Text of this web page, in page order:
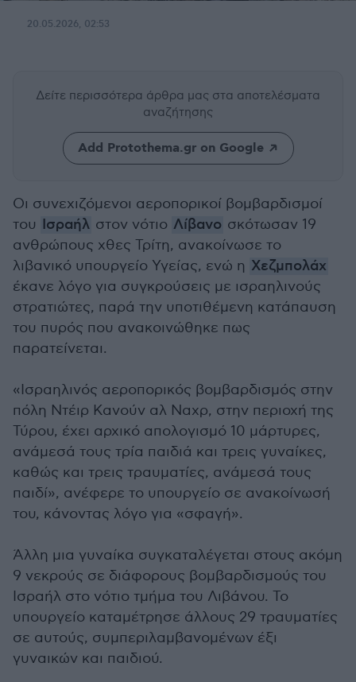
20.05.2026, 02:53
Δείτε περισσότερα άρθρα μας στα αποτελέσματα
αναζήτησης
Add Protothema.gr on Google
Οι συνεχιζόμενοι αεροπορικοί βομβαρδισμοί
του Ισραήλ στον νότιο Λίβανο σκότωσαν 19
ανθρώπους χθες Τρίτη, ανακοίνωσε το
λιβανικό υπουργείο Υγείας, ενώ η Χεζμπολάχ
έκανε λόγο για συγκρούσεις με ισραηλινούς
στρατιώτες, παρά την υποτιθέμενη κατάπαυση
του πυρός που ανακοινώθηκε πως
παρατείνεται.
«Ισραηλινός αεροπορικός βομβαρδισμός στην
πόλη Ντέιρ Κανούν αλ Ναχρ, στην περιοχή της
Τύρου, έχει αρχικό απολογισμό 10 μάρτυρες,
ανάμεσά τους τρία παιδιά και τρεις γυναίκες,
καθώς και τρεις τραυματίες, ανάμεσά τους
παιδί», ανέφερε το υπουργείο σε ανακοίνωσή
του, κάνοντας λόγο για «σφαγή».
Άλλη μια γυναίκα συγκαταλέγεται στους ακόμη
9 νεκρούς σε διάφορους βομβαρδισμούς του
Ισραήλ στο νότιο τμήμα του Λιβάνου. Το
υπουργείο καταμέτρησε άλλους 29 τραυματίες
σε αυτούς, συμπεριλαμβανομένων έξι
γυναικών και παιδιού.